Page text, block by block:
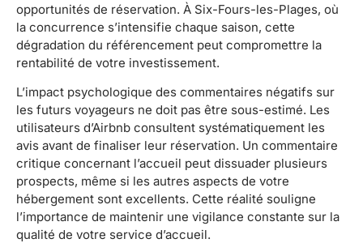
opportunités de réservation. À Six-Fours-les-Plages, où
la concurrence s’intensifie chaque saison, cette
dégradation du référencement peut compromettre la
rentabilité de votre investissement.
L’impact psychologique des commentaires négatifs sur
les futurs voyageurs ne doit pas être sous-estimé. Les
utilisateurs d’Airbnb consultent systématiquement les
avis avant de finaliser leur réservation. Un commentaire
critique concernant l’accueil peut dissuader plusieurs
prospects, même si les autres aspects de votre
hébergement sont excellents. Cette réalité souligne
l’importance de maintenir une vigilance constante sur la
qualité de votre service d’accueil.